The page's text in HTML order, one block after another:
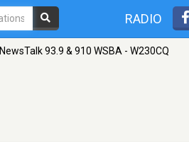
RADIO
NewsTalk 93.9 & 910 WSBA - W230CQ